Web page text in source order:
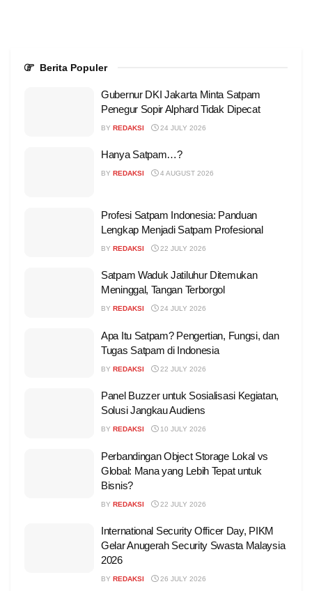
Berita Populer
Gubernur DKI Jakarta Minta Satpam
Penegur Sopir Alphard Tidak Dipecat
BY REDAKSI 24 JULY 2026
Hanya Satpam…?
BY REDAKSI 4 AUGUST 2026
Profesi Satpam Indonesia: Panduan
Lengkap Menjadi Satpam Profesional
BY REDAKSI 22 JULY 2026
Satpam Waduk Jatiluhur Ditemukan
Meninggal, Tangan Terborgol
BY REDAKSI 24 JULY 2026
Apa Itu Satpam? Pengertian, Fungsi, dan
Tugas Satpam di Indonesia
BY REDAKSI 22 JULY 2026
Panel Buzzer untuk Sosialisasi Kegiatan,
Solusi Jangkau Audiens
BY REDAKSI 10 JULY 2026
Perbandingan Object Storage Lokal vs
Global: Mana yang Lebih Tepat untuk
Bisnis?
BY REDAKSI 22 JULY 2026
International Security Officer Day, PIKM
Gelar Anugerah Security Swasta Malaysia
2026
BY REDAKSI 26 JULY 2026